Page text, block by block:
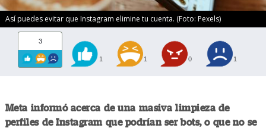
Así puedes evitar que Instagram elimine tu cuenta. (Foto: Pexels)
3
1 1 0 1
Meta informó acerca de una masiva limpieza de
perfiles de Instagram que podrían ser bots, o que no se